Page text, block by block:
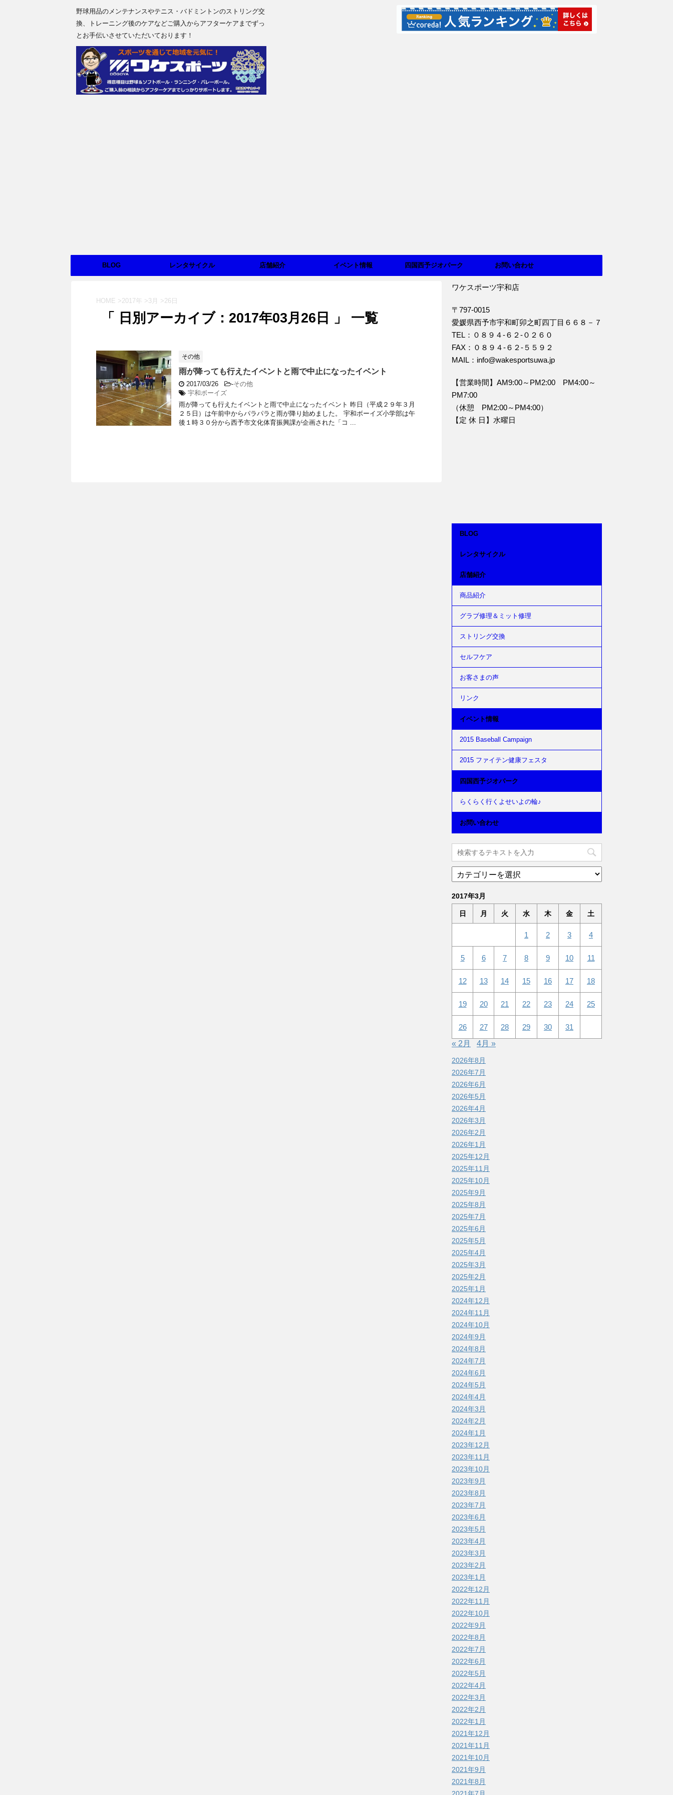
野球用品のメンテナンスやテニス・バドミントンのストリング交
換、トレーニング後のケアなどご購入からアフターケアまでずっ
とお手伝いさせていただいております！
BLOG レンタサイクル 店舗紹介 イベント情報 四国西予ジオパーク お問い合わせ
HOME >2017年 >3月 >26日
「 日別アーカイブ：2017年03月26日 」 一覧
その他
雨が降っても行えたイベントと雨で中止になったイベント
2017/03/26 -その他
宇和ボーイズ
雨が降っても行えたイベントと雨で中止になったイベント 昨日（平成２９年３月
２５日）は午前中からパラパラと雨が降り始めました。 宇和ボーイズ小学部は午
後１時３０分から西予市文化体育振興課が企画された「コ ...
ワケスポーツ宇和店
〒797-0015
愛媛県西予市宇和町卯之町四丁目６６８－７
TEL：０８９４‐６２‐０２６０
FAX：０８９４‐６２‐５５９２
MAIL：info@wakesportsuwa.jp
【営業時間】AM9:00～PM2:00 PM4:00～
PM7:00
（休憩 PM2:00～PM4:00）
【定 休 日】水曜日
BLOG
レンタサイクル
店舗紹介
商品紹介
グラブ修理＆ミット修理
ストリング交換
セルフケア
お客さまの声
リンク
イベント情報
2015 Baseball Campaign
2015 ファイテン健康フェスタ
四国西予ジオパーク
らくらく行くよせいよの輪♪
お問い合わせ
2017年3月
日 月 火 水 木 金 土
1 2 3 4
5 6 7 8 9 10 11
12 13 14 15 16 17 18
19 20 21 22 23 24 25
26 27 28 29 30
31
« 2月
4月 »
2026年8月
2026年7月
2026年6月
2026年5月
2026年4月
2026年3月
2026年2月
2026年1月
2025年12月
2025年11月
2025年10月
2025年9月
2025年8月
2025年7月
2025年6月
2025年5月
2025年4月
2025年3月
2025年2月
2025年1月
2024年12月
2024年11月
2024年10月
2024年9月
2024年8月
2024年7月
2024年6月
2024年5月
2024年4月
2024年3月
2024年2月
2024年1月
2023年12月
2023年11月
2023年10月
2023年9月
2023年8月
2023年7月
2023年6月
2023年5月
2023年4月
2023年3月
2023年2月
2023年1月
2022年12月
2022年11月
2022年10月
2022年9月
2022年8月
2022年7月
2022年6月
2022年5月
2022年4月
2022年3月
2022年2月
2022年1月
2021年12月
2021年11月
2021年10月
2021年9月
2021年8月
2021年7月